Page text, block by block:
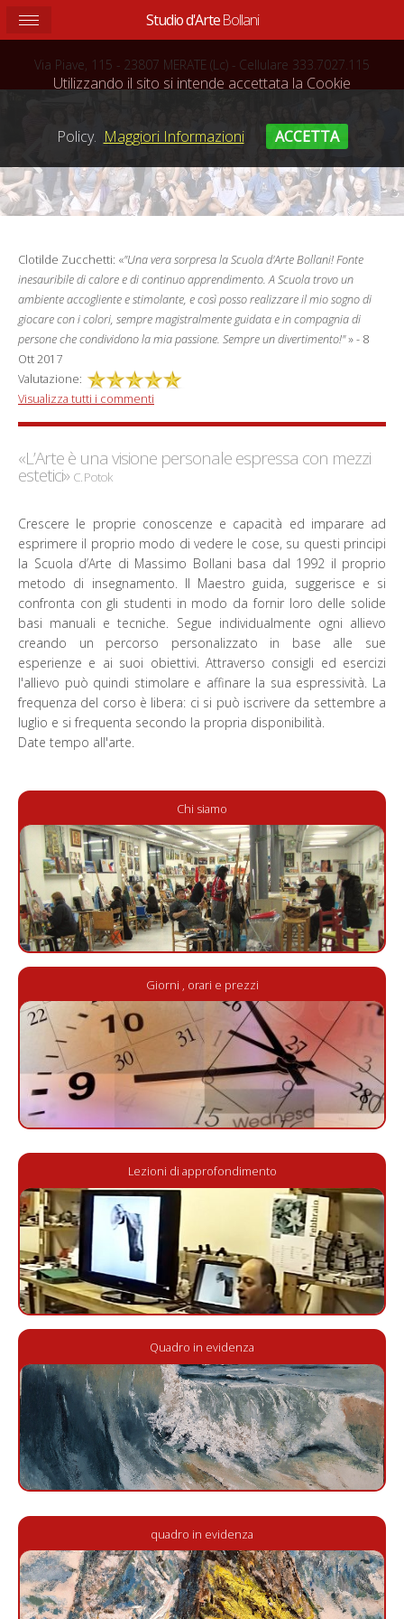
Via Piave, 115 - 23807 MERATE (Lc) - Cellulare 333.7027.115
Clotilde Zucchetti: «"Una vera sorpresa la Scuola d'Arte Bollani! Fonte
inesauribile di calore e di continuo apprendimento. A Scuola trovo un
ambiente accogliente e stimolante, e così posso realizzare il mio sogno di
giocare con i colori, sempre magistralmente guidata e in compagnia di
persone che condividono la mia passione. Sempre un divertimento!"» - 8
Ott 2017
Valutazione:
Visualizza tutti i commenti
«L’Arte è una visione personale espressa con mezzi
estetici» C. Potok
Crescere le proprie conoscenze e capacità ed imparare ad
esprimere il proprio modo di vedere le cose, su questi principi
la Scuola d’Arte di Massimo Bollani basa dal 1992 il proprio
metodo di insegnamento. Il Maestro guida, suggerisce e si
confronta con gli studenti in modo da fornir loro delle solide
basi manuali e tecniche. Segue individualmente ogni allievo
creando un percorso personalizzato in base alle sue
esperienze e ai suoi obiettivi. Attraverso consigli ed esercizi
l'allievo può quindi stimolare e affinare la sua espressività. La
frequenza del corso è libera: ci si può iscrivere da settembre a
luglio e si frequenta secondo la propria disponibilità.
Date tempo all'arte.
Chi siamo
Giorni , orari e prezzi
Lezioni di approfondimento
Quadro in evidenza
quadro in evidenza
Studio d'ArteBollani
Questo sito web utilizza i cookie per migliorare la navigazione.
Utilizzando il sito si intende accettata la Cookie
Policy. Maggiori Informazioni ACCETTA